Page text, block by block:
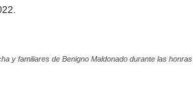
y familiares de Benigno Maldonado durante las